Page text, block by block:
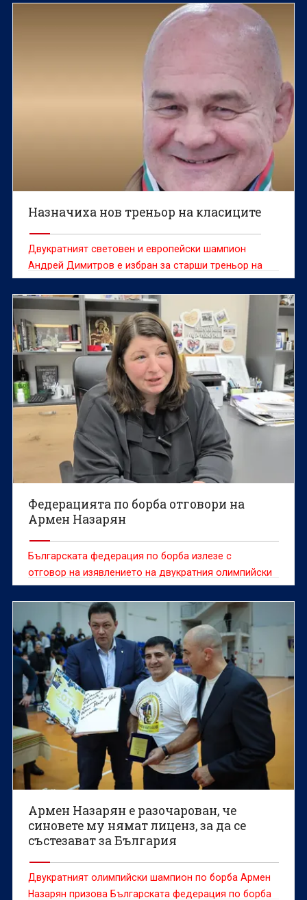
организацията.
Назначиха нов треньор на класиците
Двукратният световен и европейски шампион
Андрей Димитров е избран за старши треньор на
националния отбор по борба в класическия стил,
съобщават от БФБорба.
Федерацията по борба отговори на
Армен Назарян
Българската федерация по борба излезе с
отговор на изявлението на двукратния олимпийски
шампион Армен Назарян от по-рано днес по
отношение на лиценза на синовете му Едмонд и
Гриша за участие в международни турнири.
Армен Назарян е разочарован, че
синовете му нямат лиценз, за да се
състезават за България
Двукратният олимпийски шампион по борба Армен
Назарян призова Българската федерация по борба